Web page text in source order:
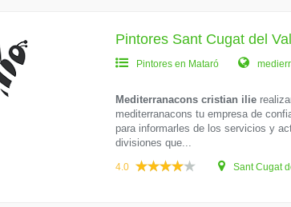
Pintores Sant Cugat del
Pintores en Mataró
Mediterranacons cristian ilie
mediterranacons tu empresa de
para informarles de los servicios y
divisiones que...
4.0 Sant Cugat